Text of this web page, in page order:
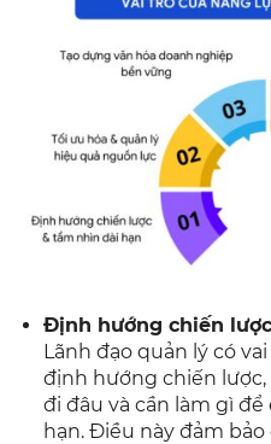
Định hướng chiến
Lãnh đạo quản lý có
định hướng chiến
đi đâu và cần làm gì
hạn. Điều này đảm